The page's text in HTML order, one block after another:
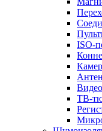
ISO-
ТВ-